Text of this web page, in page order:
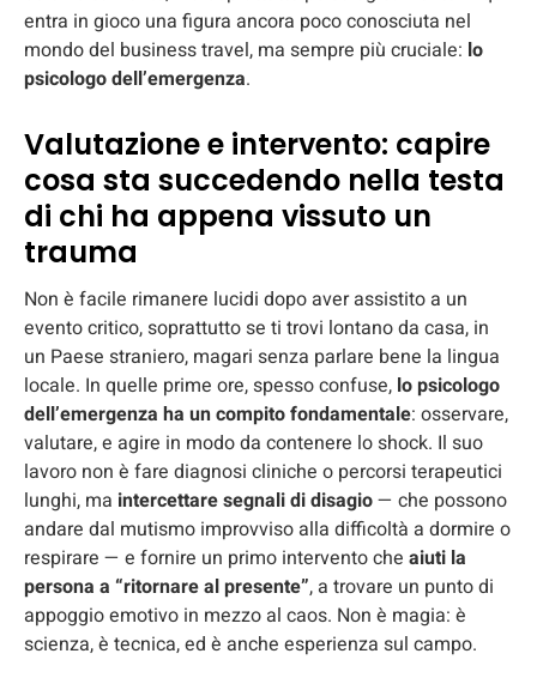
entra in gioco una figura ancora poco conosciuta nel
mondo del business travel, ma sempre più cruciale: lo
psicologo dell’emergenza.
Valutazione e intervento: capire
cosa sta succedendo nella testa
di chi ha appena vissuto un
trauma
Non è facile rimanere lucidi dopo aver assistito a un
evento critico, soprattutto se ti trovi lontano da casa, in
un Paese straniero, magari senza parlare bene la lingua
locale. In quelle prime ore, spesso confuse, lo psicologo
dell’emergenza ha un compito fondamentale: osservare,
valutare, e agire in modo da contenere lo shock. Il suo
lavoro non è fare diagnosi cliniche o percorsi terapeutici
lunghi, ma intercettare segnali di disagio— che possono
andare dal mutismo improvviso alla difficoltà a dormire o
respirare — e fornire un primo intervento che aiuti la
persona a “ritornare al presente”, a trovare un punto di
appoggio emotivo in mezzo al caos. Non è magia: è
scienza, è tecnica, ed è anche esperienza sul campo.